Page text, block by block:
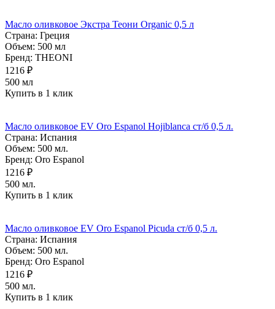
Масло оливковое Экстра Теони Organic 0,5 л
Страна: Греция
Объем: 500 мл
Бренд: THEONI
1216 ₽
500 мл
Купить в 1 клик
Масло оливковое EV Oro Espanol Hojiblanca ст/б 0,5 л.
Страна: Испания
Объем: 500 мл.
Бренд: Oro Espanol
1216 ₽
500 мл.
Купить в 1 клик
Масло оливковое EV Oro Espanol Picuda ст/б 0,5 л.
Страна: Испания
Объем: 500 мл.
Бренд: Oro Espanol
1216 ₽
500 мл.
Купить в 1 клик